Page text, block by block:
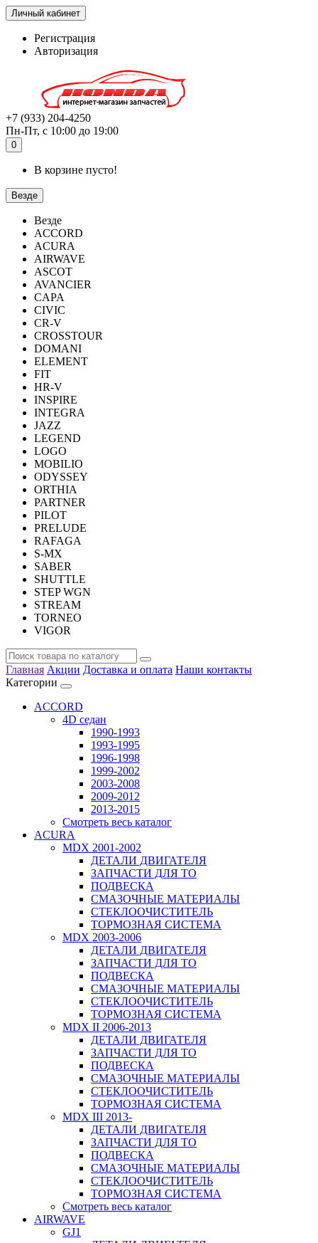
Личный кабинет
Регистрация
Авторизация
+7 (933) 204-4250
Пн-Пт, с 10:00 до 19:00
0
В корзине пусто!
Везде
Везде
ACCORD
ACURA
AIRWAVE
ASCOT
AVANCIER
CAPA
CIVIC
CR-V
CROSSTOUR
DOMANI
ELEMENT
FIT
HR-V
INSPIRE
INTEGRA
JAZZ
LEGEND
LOGO
MOBILIO
ODYSSEY
ORTHIA
PARTNER
PILOT
PRELUDE
RAFAGA
S-MX
SABER
SHUTTLE
STEP WGN
STREAM
TORNEO
VIGOR
Главная Акции Доставка и оплата Наши контакты
Категории
ACCORD
4D седан
1990-1993
1993-1995
1996-1998
1999-2002
2003-2008
2009-2012
2013-2015
Смотреть весь каталог
ACURA
MDX 2001-2002
ДЕТАЛИ ДВИГАТЕЛЯ
ЗАПЧАСТИ ДЛЯ ТО
ПОДВЕСКА
СМАЗОЧНЫЕ МАТЕРИАЛЫ
СТЕКЛООЧИСТИТЕЛЬ
ТОРМОЗНАЯ СИСТЕМА
MDX 2003-2006
ДЕТАЛИ ДВИГАТЕЛЯ
ЗАПЧАСТИ ДЛЯ ТО
ПОДВЕСКА
СМАЗОЧНЫЕ МАТЕРИАЛЫ
СТЕКЛООЧИСТИТЕЛЬ
ТОРМОЗНАЯ СИСТЕМА
MDX II 2006-2013
ДЕТАЛИ ДВИГАТЕЛЯ
ЗАПЧАСТИ ДЛЯ ТО
ПОДВЕСКА
СМАЗОЧНЫЕ МАТЕРИАЛЫ
СТЕКЛООЧИСТИТЕЛЬ
ТОРМОЗНАЯ СИСТЕМА
MDX III 2013-
ДЕТАЛИ ДВИГАТЕЛЯ
ЗАПЧАСТИ ДЛЯ ТО
ПОДВЕСКА
СМАЗОЧНЫЕ МАТЕРИАЛЫ
СТЕКЛООЧИСТИТЕЛЬ
ТОРМОЗНАЯ СИСТЕМА
Смотреть весь каталог
AIRWAVE
GJ1